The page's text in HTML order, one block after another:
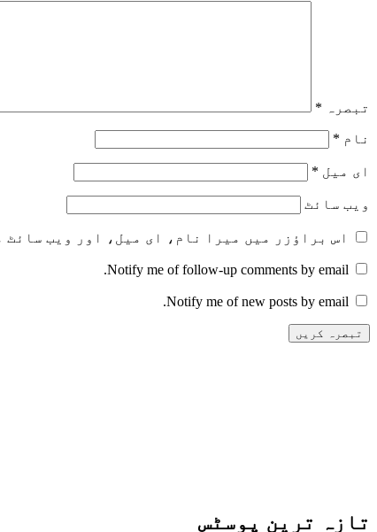
تبصرہ *
نام *
ای میل *
ویب‌ سائٹ
اس براؤزر میں میرا نام، ای میل، اور ویب
Notify me of follow-up comments by email.
Notify me of new posts by email.
تازہ ترین پوسٹس